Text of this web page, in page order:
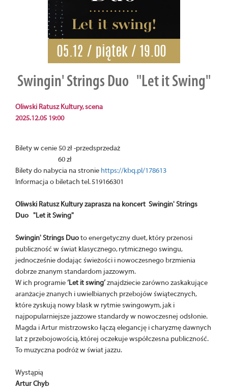
Swingin' Strings Duo "Let it Swing"
Oliwski Ratusz Kultury, scena
2025.12.05 19:00
Bilety w cenie 50 zł -przedsprzedaż
60 zł
Bilety do nabycia na stronie https://kbq.pl/178613
Informacja o biletach tel. 519166301
Oliwski Ratusz Kultury zaprasza na koncert Swingin' Strings
Duo "Let it Swing"
Swingin' Strings Duoto energetyczny duet, który przenosi
publiczność w świat klasycznego, rytmicznego swingu,
jednocześnie dodając świeżości i nowoczesnego brzmienia
dobrze znanym standardom jazzowym.
W ich programie‘Let it swing’znajdziecie zarówno zaskakujące
aranżacje znanych i uwielbianych przebojów świątecznych,
które zyskują nowy blask w rytmie swingowym, jak i
najpopularniejsze jazzowe standardy w nowoczesnej odsłonie.
Magda i Artur mistrzowsko łączą elegancję i charyzmę dawnych
lat z przebojowością, której oczekuje współczesna publiczność.
To muzyczna podróż w świat jazzu.
Wystąpią
Artur Chyb